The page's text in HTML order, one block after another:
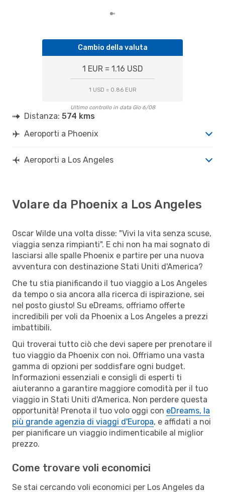
Cambio della valuta
1 EUR = 1.16 USD
1 USD = 0.86 EUR
Ultimo controllo in data Gio 6/08
Distanza: 574 kms
Aeroporti a Phoenix
Aeroporti a Los Angeles
Volare da Phoenix a Los Angeles
Oscar Wilde una volta disse: "Vivi la vita senza scuse,
viaggia senza rimpianti". E chi non ha mai sognato di
lasciarsi alle spalle Phoenix e partire per una nuova
avventura con destinazione Stati Uniti d'America?
Che tu stia pianificando il tuo viaggio a Los Angeles
da tempo o sia ancora alla ricerca di ispirazione, sei
nel posto giusto! Su eDreams, offriamo offerte
incredibili per voli da Phoenix a Los Angeles a prezzi
imbattibili.
Qui troverai tutto ciò che devi sapere per prenotare il
tuo viaggio da Phoenix con noi. Offriamo una vasta
gamma di opzioni per soddisfare ogni budget.
Informazioni essenziali e consigli di esperti ti
aiuteranno a garantire maggiore comodità per il tuo
viaggio in Stati Uniti d'America. Non perdere questa
opportunità! Prenota il tuo volo oggi con eDreams, la
più grande agenzia di viaggi d'Europa, e affidati a noi
per pianificare un viaggio indimenticabile al miglior
prezzo.
Come trovare voli economici
Se stai cercando voli economici per Los Angeles da